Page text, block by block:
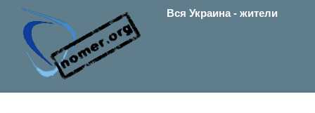
Вся Украина - жители